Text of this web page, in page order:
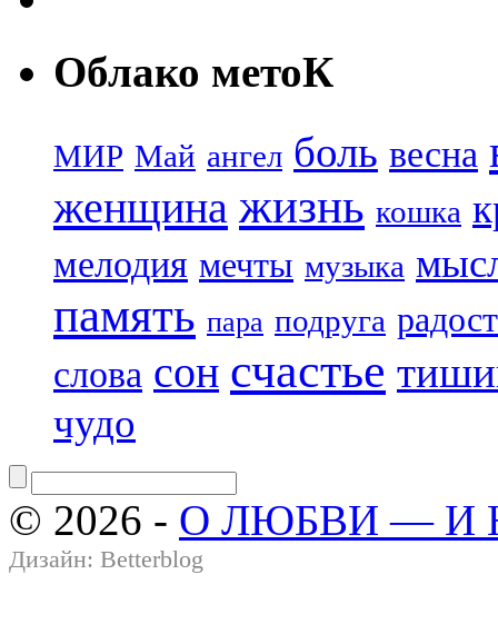
Облако метоК
МИР Май ангел боль весна
женщина жизнь кошка
мелодия мечты музыка
память пара подруга
слова сон счастье
чудо
© 2026 - О ЛЮБВИ — И
Дизайн: Betterblog